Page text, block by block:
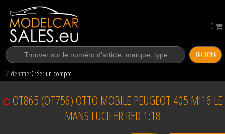
TROUVER
S’identifierCréer un compte
0
OT865 (OT756) OTTO MOBILE PEUGEOT 405 MI16 LE
MANS LUCIFER RED 1:18